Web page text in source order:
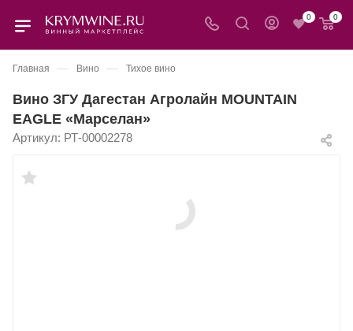
0 0
Главная — Вино — Тихое вино
Вино ЗГУ Дагестан Агролайн MOUNTAIN
EAGLE «Марселан»
Артикул: РТ-00002278